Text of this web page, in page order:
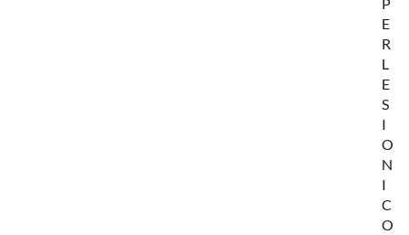
E
R
L
E
S
I
O
N
I
C
O